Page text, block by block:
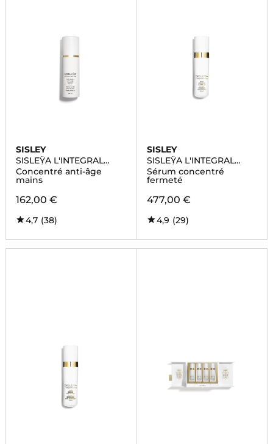
SISLEY
SISLEŸA L'INTEGRAL
ANTI-ÂGE
Concentré anti-âge
mains
162,00 €
4,7 (38)
SISLEY
SISLEŸA L'INTEGRAL
ANTI-ÂGE
Sérum concentré
fermeté
477,00 €
4,9 (29)